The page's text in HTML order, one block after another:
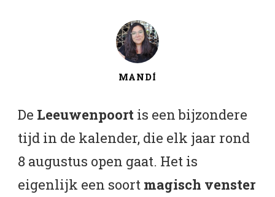
MANDÍ
De Leeuwenpoort is een bijzondere
tijd in de kalender, die elk jaar rond
8 augustus open gaat. Het is
eigenlijk een soort magisch venster